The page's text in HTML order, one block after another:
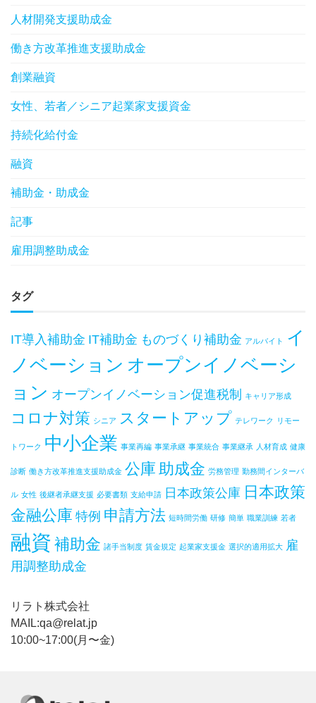
人材開発支援助成金
働き方改革推進支援助成金
創業融資
女性、若者／シニア起業家支援資金
持続化給付金
融資
補助金・助成金
記事
雇用調整助成金
タグ
IT導入補助金 IT補助金 ものづくり補助金 アルバイト
イ
ノベーション オープンイノベーシ
ョン オープンイノベーション促進税制 キャリア形成
コロナ対策 シニア スタートアップ テレワーク リモー
トワーク 中小企業 事業再編 事業承継 事業統合 事業継承 人材育成 健康
診断 働き方改革推進支援助成金 公庫 助成金 労務管理 勤務間インターバ
ル 女性 後継者承継支援 必要書類 支給申請 日本政策公庫 日本政策
金融公庫 特例 申請方法 短時間労働 研修 簡単 職業訓練 若者
融資 補助金 諸手当制度 賃金規定 起業家支援金 選択的適用拡大 雇
用調整助成金
リラト株式会社
MAIL:qa@relat.jp
10:00~17:00(月〜金)